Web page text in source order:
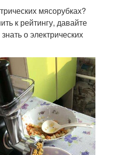
мясорубках?
к рейтингу, давайте
о электрических